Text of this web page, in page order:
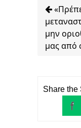
μην
μας από
Share the